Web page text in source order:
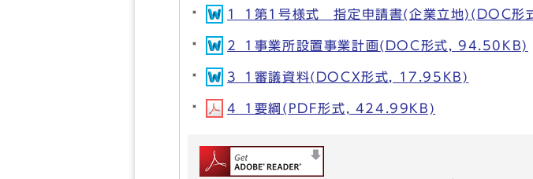
1_1第1号様式 指定申請書(企業立地)(DOC
2_1事業所設置事業計画(DOC形式, 94.50KB)
3_1審議資料(DOCX形式, 17.95KB)
4_1要綱(PDF形式, 424.99KB)